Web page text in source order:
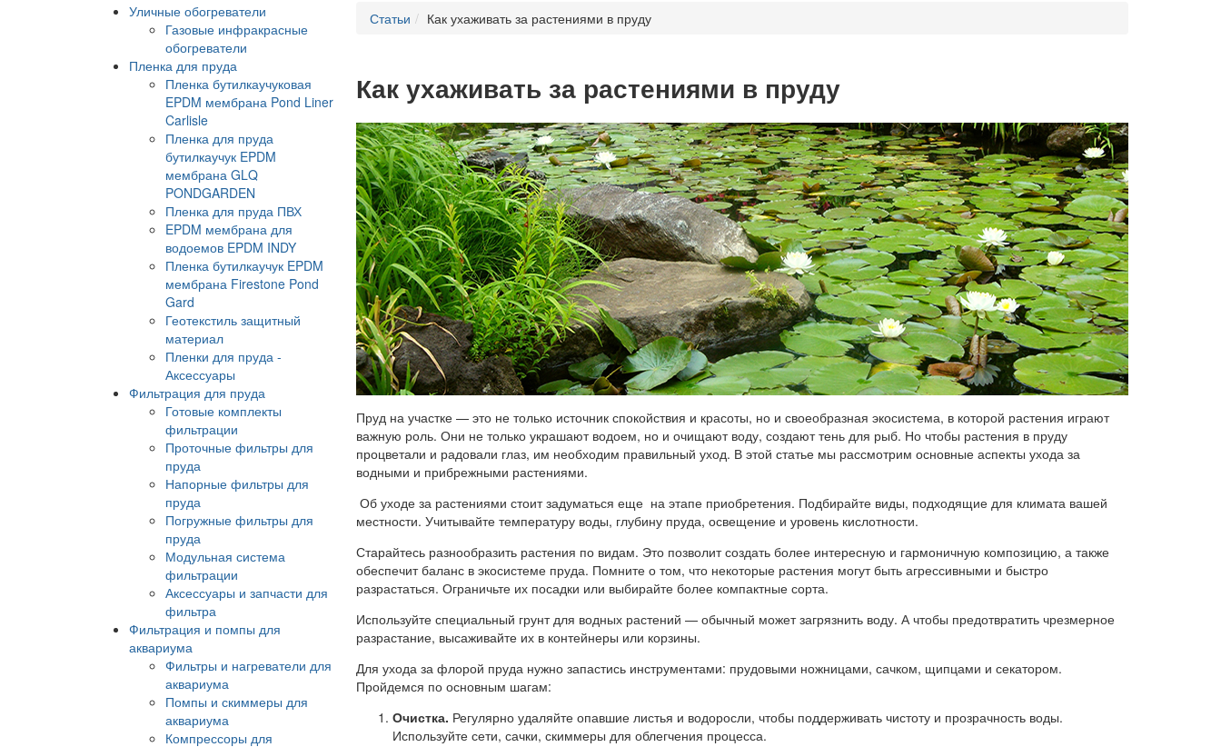
Уличные обогреватели
Газовые инфракрасные
обогреватели
Пленка для пруда
Пленка бутилкаучуковая
EPDM мембрана Pond Liner
Carlisle
Пленка для пруда
бутилкаучук EPDM
мембрана GLQ
PONDGARDEN
Пленка для пруда ПВХ
EPDM мембрана для
водоемов EPDM INDY
Пленка бутилкаучук EPDM
мембрана Firestone Pond
Gard
Геотекстиль защитный
материал
Пленки для пруда -
Аксессуары
Фильтрация для пруда
Готовые комплекты
фильтрации
Проточные фильтры для
пруда
Напорные фильтры для
пруда
Погружные фильтры для
пруда
Модульная система
фильтрации
Аксессуары и запчасти для
фильтра
Фильтрация и помпы для
аквариума
Фильтры и нагреватели для
аквариума
Помпы и скиммеры для
аквариума
Компрессоры для
Статьи Как ухаживать за растениями в пруду
Как ухаживать за растениями в пруду
Пруд на участке — это не только источник спокойствия и красоты, но и своеобразная экосистема, в которой растения играют
важную роль. Они не только украшают водоем, но и очищают воду, создают тень для рыб. Но чтобы растения в пруду
процветали и радовали глаз, им необходим правильный уход. В этой статье мы рассмотрим основные аспекты ухода за
водными и прибрежными растениями.
Об уходе за растениями стоит задуматься еще на этапе приобретения. Подбирайте виды, подходящие для климата вашей
местности. Учитывайте температуру воды, глубину пруда, освещение и уровень кислотности.
Старайтесь разнообразить растения по видам. Это позволит создать более интересную и гармоничную композицию, а также
обеспечит баланс в экосистеме пруда. Помните о том, что некоторые растения могут быть агрессивными и быстро
разрастаться. Ограничьте их посадки или выбирайте более компактные сорта.
Используйте специальный грунт для водных растений — обычный может загрязнить воду. А чтобы предотвратить чрезмерное
разрастание, высаживайте их в контейнеры или корзины.
Для ухода за флорой пруда нужно запастись инструментами: прудовыми ножницами, сачком, щипцами и секатором.
Пройдемся по основным шагам:
Очистка. Регулярно удаляйте опавшие листья и водоросли, чтобы поддерживать чистоту и прозрачность воды.
Используйте сети, сачки, скиммеры для облегчения процесса.